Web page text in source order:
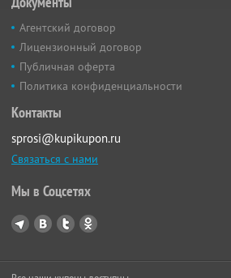
Агентский договор
Лицензионный договор
Публичная оферта
Политика конфиденциальности
Контакты
sprosi@kupikupon.ru
Связаться с нами
Мы в Соцсетях